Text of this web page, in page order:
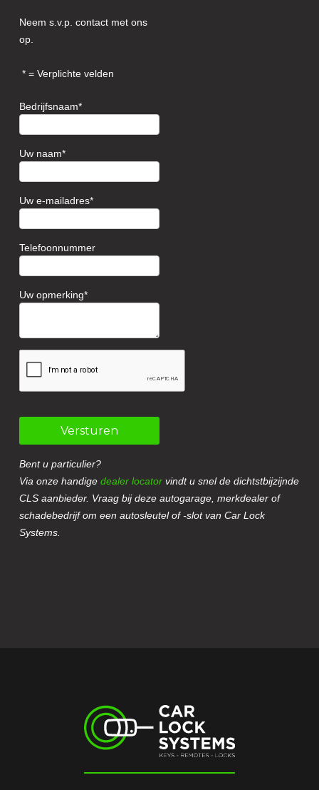
Neem s.v.p. contact met ons
op.
= Verplichte velden
Bedrijfsnaam
Uw naam
Uw e-mailadres
Telefoonnummer
Uw opmerking
Versturen
Bent u particulier?
Via onze handigedealer locator vindt u snel de dichtstbijzijnde
CLS aanbieder. Vraag bij deze autogarage, merkdealer of
schadebedrijf om een autosleutel of -slot van Car Lock
Systems.